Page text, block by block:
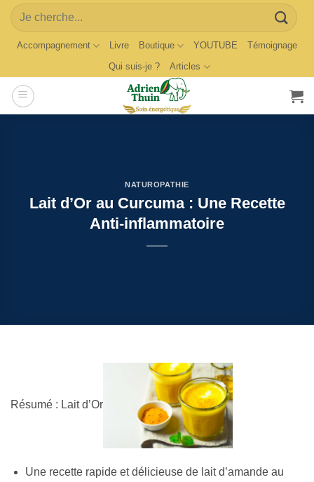
Skip
content
Search
for:
Accompagnement Livre Boutique YOUTUBE
Témoignage
Qui suis-je ?
Articles
NATUROPATHIE
Lait d’Or au Curcuma : Une Recette
Anti-inflammatoire
Résumé : Lait d’Or
Une recette rapide et délicieuse de lait d’amande au